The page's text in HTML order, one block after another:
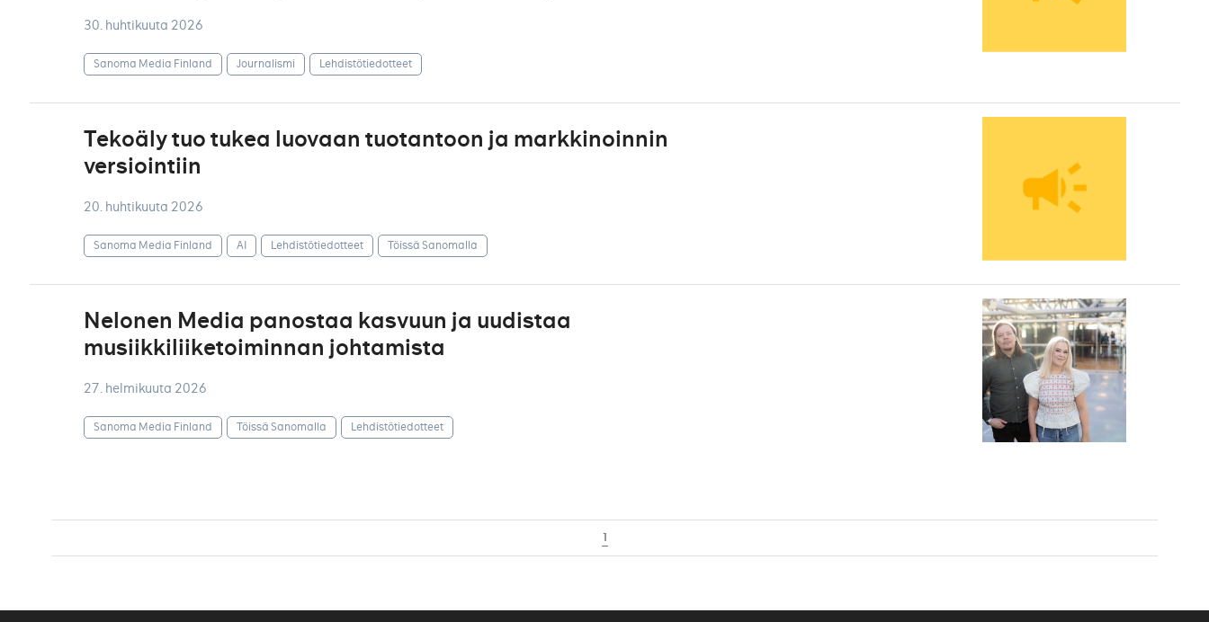
30. huhtikuuta 2026
Sanoma Media Finland Journalismi Lehdistötiedotteet
Tekoäly tuo tukea luovaan tuotantoon ja markkinoinnin
versiointiin
20. huhtikuuta 2026
Sanoma Media Finland AI Lehdistötiedotteet Töissä Sanomalla
Nelonen Media panostaa kasvuun ja uudistaa
musiikkiliiketoiminnan johtamista
27. helmikuuta 2026
Sanoma Media Finland Töissä Sanomalla Lehdistötiedotteet
1